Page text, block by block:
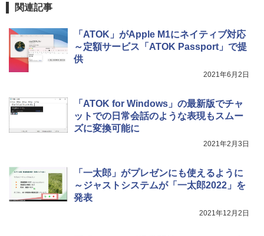
関連記事
「ATOK」がApple M1にネイティブ対応
～定額サービス「ATOK Passport」で提
供
2021年6月2日
「ATOK for Windows」の最新版でチャ
ットでの日常会話のような表現もスムー
ズに変換可能に
2021年2月3日
「一太郎」がプレゼンにも使えるように
～ジャストシステムが「一太郎2022」を
発表
2021年12月2日